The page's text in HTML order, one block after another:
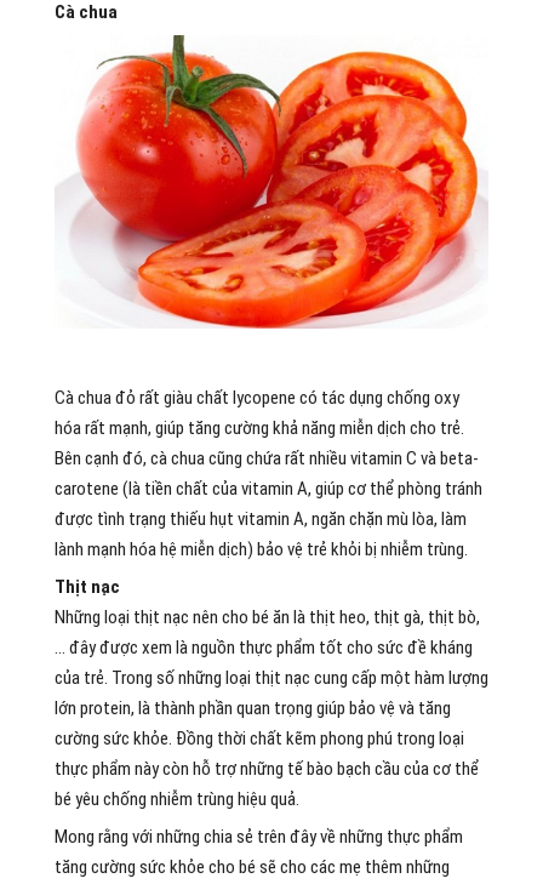
Cà chua
Cà chua đỏ rất giàu chất lycopene có tác dụng chống oxy
hóa rất mạnh, giúp tăng cường khả năng miễn dịch cho trẻ.
Bên cạnh đó, cà chua cũng chứa rất nhiều vitamin C và beta-
carotene (là tiền chất của vitamin A, giúp cơ thể phòng tránh
được tình trạng thiếu hụt vitamin A, ngăn chặn mù lòa, làm
lành mạnh hóa hệ miễn dịch) bảo vệ trẻ khỏi bị nhiễm trùng.
Thịt nạc
Những loại thịt nạc nên cho bé ăn là thịt heo, thịt gà, thịt bò,
… đây được xem là nguồn thực phẩm tốt cho sức đề kháng
của trẻ. Trong số những loại thịt nạc cung cấp một hàm lượng
lớn protein, là thành phần quan trọng giúp bảo vệ và tăng
cường sức khỏe. Đồng thời chất kẽm phong phú trong loại
thực phẩm này còn hỗ trợ những tế bào bạch cầu của cơ thể
bé yêu chống nhiễm trùng hiệu quả.
Mong rằng với những chia sẻ trên đây về những thực phẩm
tăng cường sức khỏe cho bé sẽ cho các mẹ thêm những